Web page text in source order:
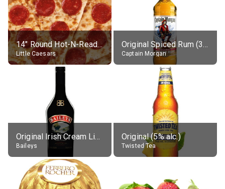
14" Round Hot-N-Ready Pepperoni Pizza
Little Caesars
Original Spiced Rum (35% alc.)
Captain Morgan
Original Irish Cream Liqueur (17% alc.)
Baileys
Original (5% alc.)
Twisted Tea